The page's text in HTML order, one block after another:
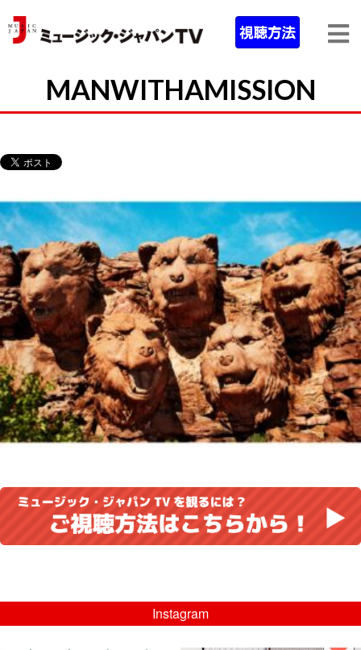
MANWITHAMISSION
Instagram